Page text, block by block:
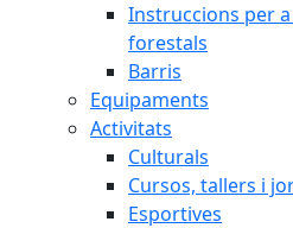
Instruccions per
forestals
Barris
Equipaments
Activitats
Culturals
Cursos, tallers i
Esportives